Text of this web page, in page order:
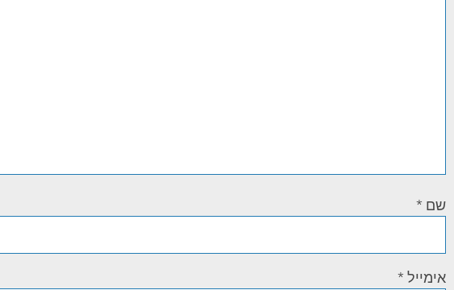
שם *
אימייל *